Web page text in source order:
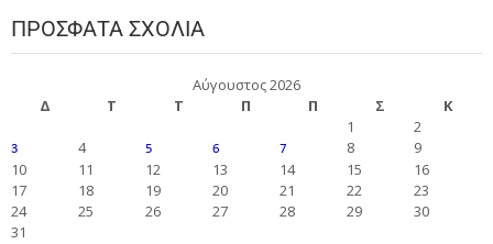
ΠΡΌΣΦΑΤΑ ΣΧΌΛΙΑ
Αύγουστος 2026
Δ
Τ Τ Π Π Σ
Κ
1
2
3 4 5 6 7 8
9
10
11 12 13 14 15
16
17
18 19 20 21 22
23
24
25 26 27 28 29
30
31